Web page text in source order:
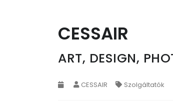
CESSAIR
ART, DESIGN,
CESSAIR Szolgáltatók